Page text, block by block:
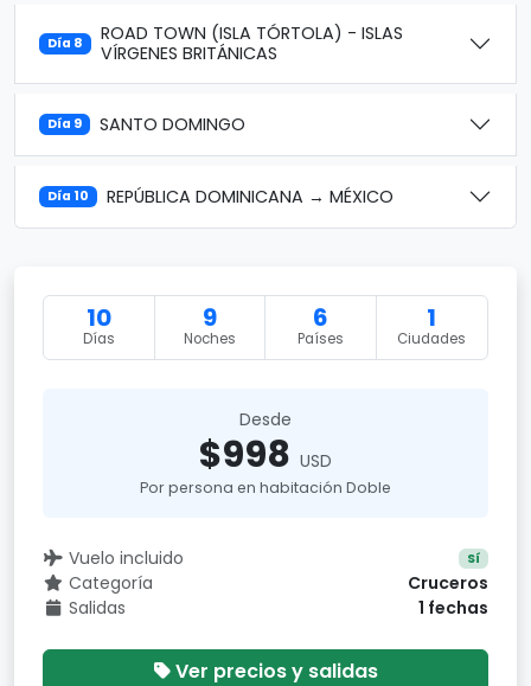
Día 8
ROAD TOWN (ISLA TÓRTOLA) - ISLAS
VÍRGENES BRITÁNICAS
Día 9 SANTO DOMINGO
Día 10 REPÚBLICA DOMINICANA → MÉXICO
10
Días
9
Noches
6
Países
1
Ciudades
Desde
$998 USD
Por persona en habitación Doble
Vuelo incluido Sí
Categoría
Cruceros
Salidas
1 fechas
Ver precios y salidas